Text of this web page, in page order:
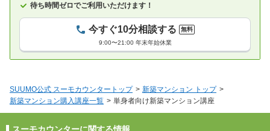
待ち時間ゼロでご利用いただけます！
今すぐ10分相談する
無料
9:00〜21:00 年末年始休業
SUUMO公式 スーモカウンタートップ
新築マンション トップ
新築マンション購入講座一覧
単身者向け新築マンション講座